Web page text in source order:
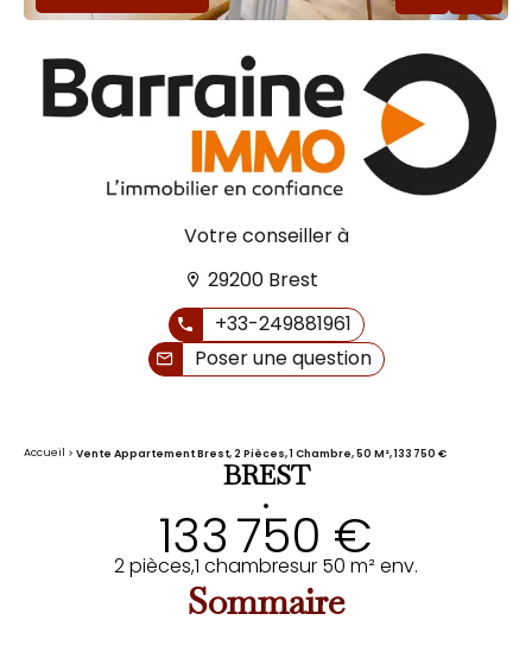
Votre conseiller à
29200 Brest
+33-249881961
Poser une question
Accueil Vente Appartement Brest, 2 Pièces, 1 Chambre, 50 M², 133 750 €
BREST
•
133 750 €
2 pièces,1 chambresur 50 m² env.
Sommaire